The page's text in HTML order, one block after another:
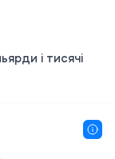
і тисячі